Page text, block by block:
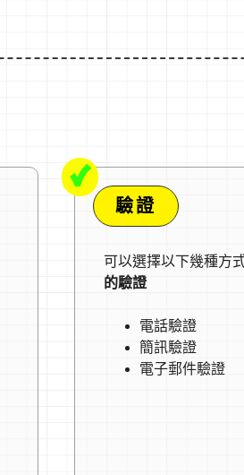
✓
驗證
可以選擇以下幾種方
的驗證
電話驗證
簡訊驗證
電子郵件驗證